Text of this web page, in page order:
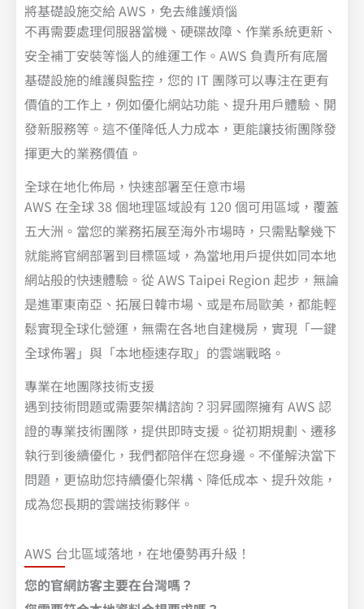
將基礎設施交給 AWS，免去維護煩惱
不再需要處理伺服器當機、硬碟故障、作業系統更新、
安全補丁安裝等惱人的維運工作。AWS 負責所有底層
基礎設施的維護與監控，您的 IT 團隊可以專注在更有
價值的工作上，例如優化網站功能、提升用戶體驗、開
發新服務等。這不僅降低人力成本，更能讓技術團隊發
揮更大的業務價值。
全球在地化佈局，快速部署至任意市場
AWS 在全球 38 個地理區域設有 120 個可用區域，覆蓋
五大洲。當您的業務拓展至海外市場時，只需點擊幾下
就能將官網部署到目標區域，為當地用戶提供如同本地
網站般的快速體驗。從 AWS Taipei Region 起步，無論
是進軍東南亞、拓展日韓市場、或是布局歐美，都能輕
鬆實現全球化營運，無需在各地自建機房，實現「一鍵
全球佈署」與「本地極速存取」的雲端戰略。
專業在地團隊技術支援
遇到技術問題或需要架構諮詢？羽昇國際擁有 AWS 認
證的專業技術團隊，提供即時支援。從初期規劃、遷移
執行到後續優化，我們都陪伴在您身邊。不僅解決當下
問題，更協助您持續優化架構、降低成本、提升效能，
成為您長期的雲端技術夥伴。
AWS 台北區域落地，在地優勢再升級！
您的官網訪客主要在台灣嗎？